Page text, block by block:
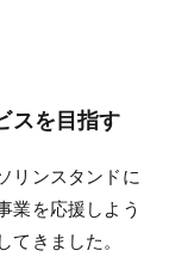
スを目指す
リンスタンドに
業を応援しよう
てきました。